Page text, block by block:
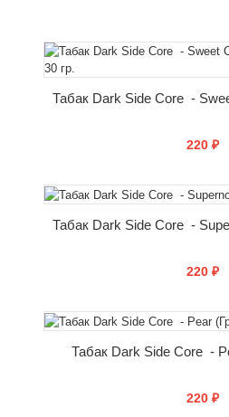
КУПИТЬ
220 ₽
КУПИТЬ
220 ₽
КУПИТЬ
Табак Dark Side Core -
220 ₽